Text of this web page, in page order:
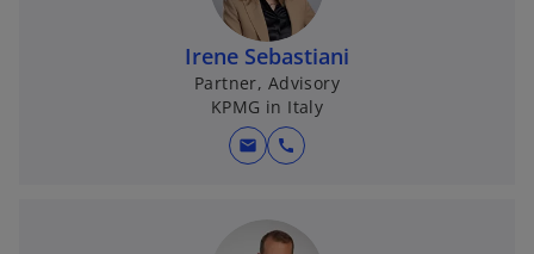
Irene Sebastiani
Partner, Advisory
KPMG in Italy
mail call